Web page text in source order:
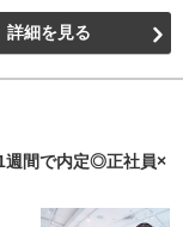
詳細を見る
週間で内定◎正社員×